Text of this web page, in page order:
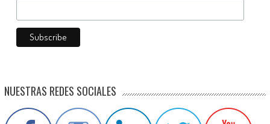
NUESTRAS REDES SOCIALES